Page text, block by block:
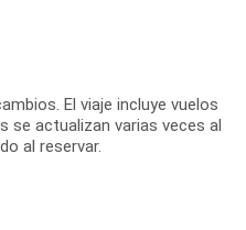
El viaje incluye vuelos
se actualizan varias veces al
al reservar.